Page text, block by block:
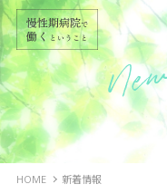
HOME 新着情報